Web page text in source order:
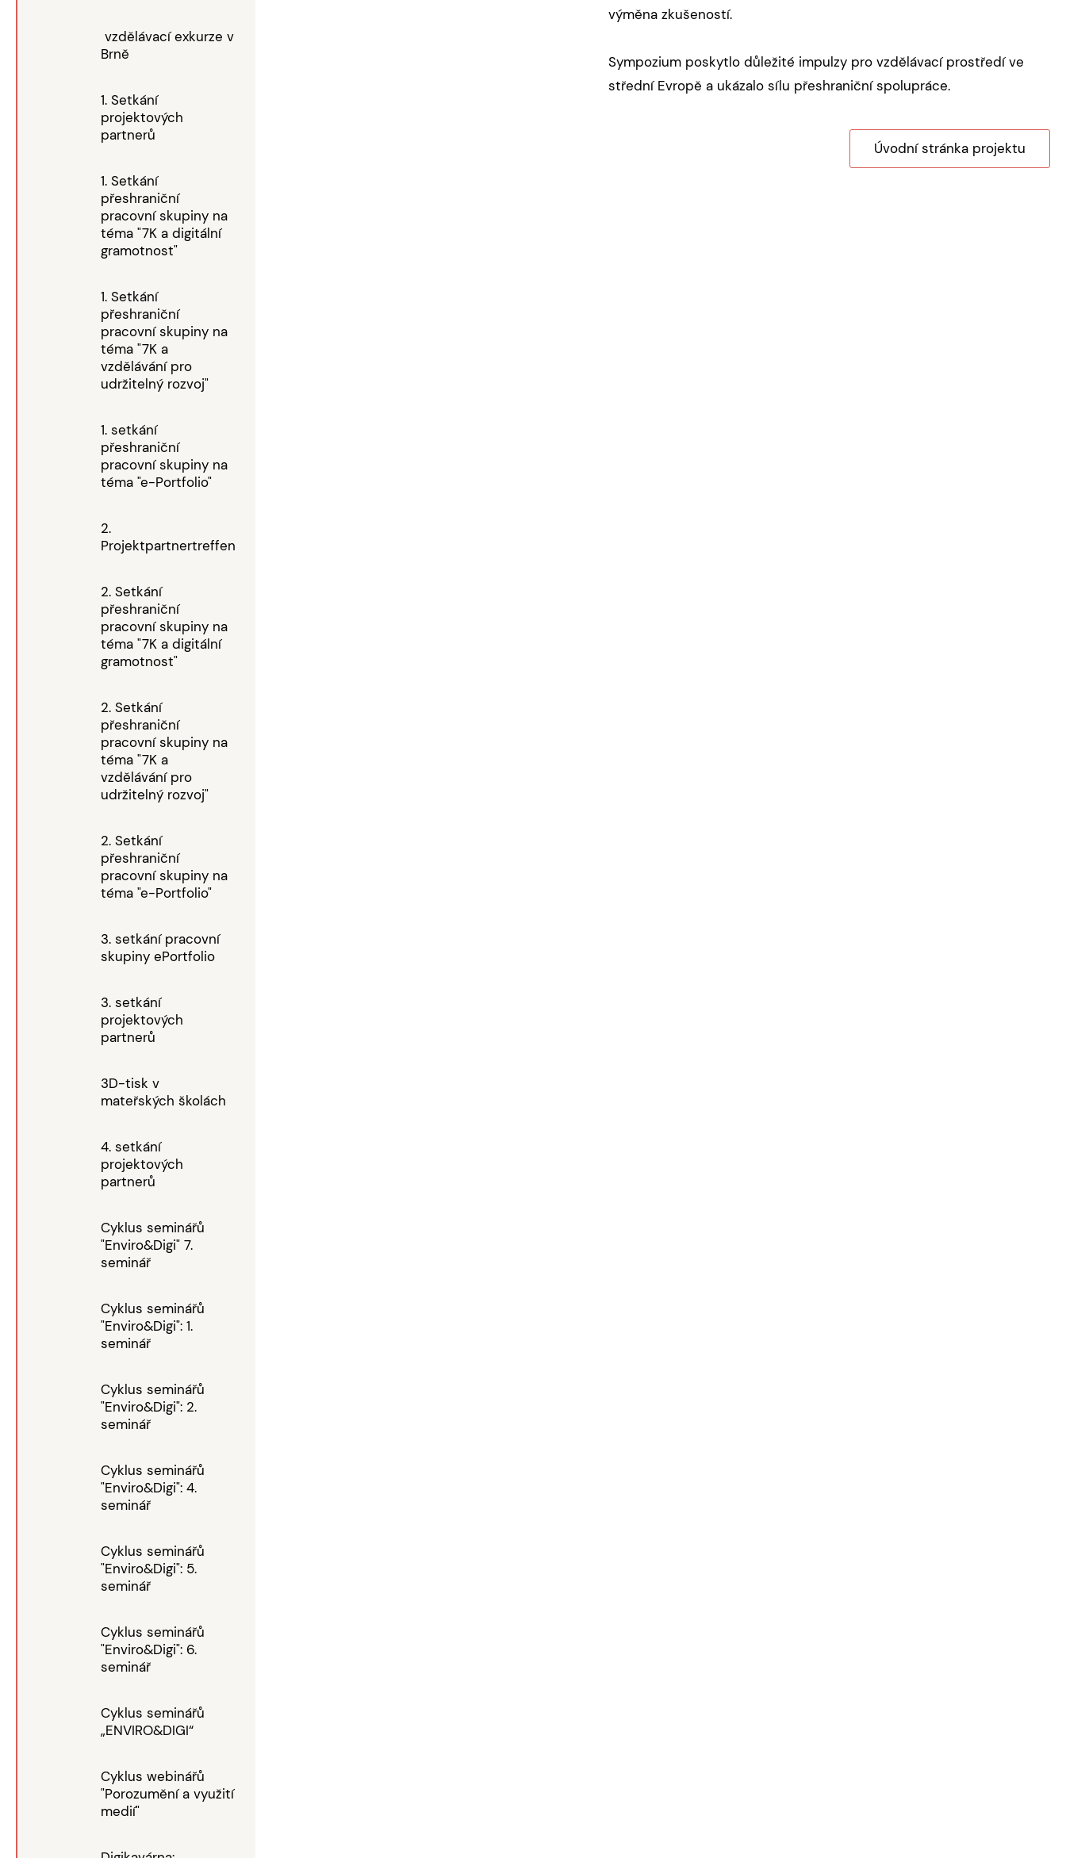
vzdělávací exkurze v
Brně
1. Setkání
projektových
partnerů
1. Setkání
přeshraniční
pracovní skupiny na
téma "7K a digitální
gramotnost"
1. Setkání
přeshraniční
pracovní skupiny na
téma "7K a
vzdělávání pro
udržitelný rozvoj"
1. setkání
přeshraniční
pracovní skupiny na
téma "e-Portfolio"
2.
Projektpartnertreffen
2. Setkání
přeshraniční
pracovní skupiny na
téma "7K a digitální
gramotnost"
2. Setkání
přeshraniční
pracovní skupiny na
téma "7K a
vzdělávání pro
udržitelný rozvoj"
2. Setkání
přeshraniční
pracovní skupiny na
téma "e-Portfolio"
3. setkání pracovní
skupiny ePortfolio
3. setkání
projektových
partnerů
3D-tisk v
mateřských školách
4. setkání
projektových
partnerů
Cyklus seminářů
"Enviro&Digi" 7.
seminář
Cyklus seminářů
"Enviro&Digi": 1.
seminář
Cyklus seminářů
"Enviro&Digi": 2.
seminář
Cyklus seminářů
"Enviro&Digi": 4.
seminář
Cyklus seminářů
"Enviro&Digi": 5.
seminář
Cyklus seminářů
"Enviro&Digi": 6.
seminář
Cyklus seminářů
„ENVIRO&DIGI“
Cyklus webinářů
"Porozumění a využití
medií"
výměna zkušeností.
Sympozium poskytlo důležité impulzy pro vzdělávací prostředí ve
střední Evropě a ukázalo sílu přeshraniční spolupráce.
Úvodní stránka projektu